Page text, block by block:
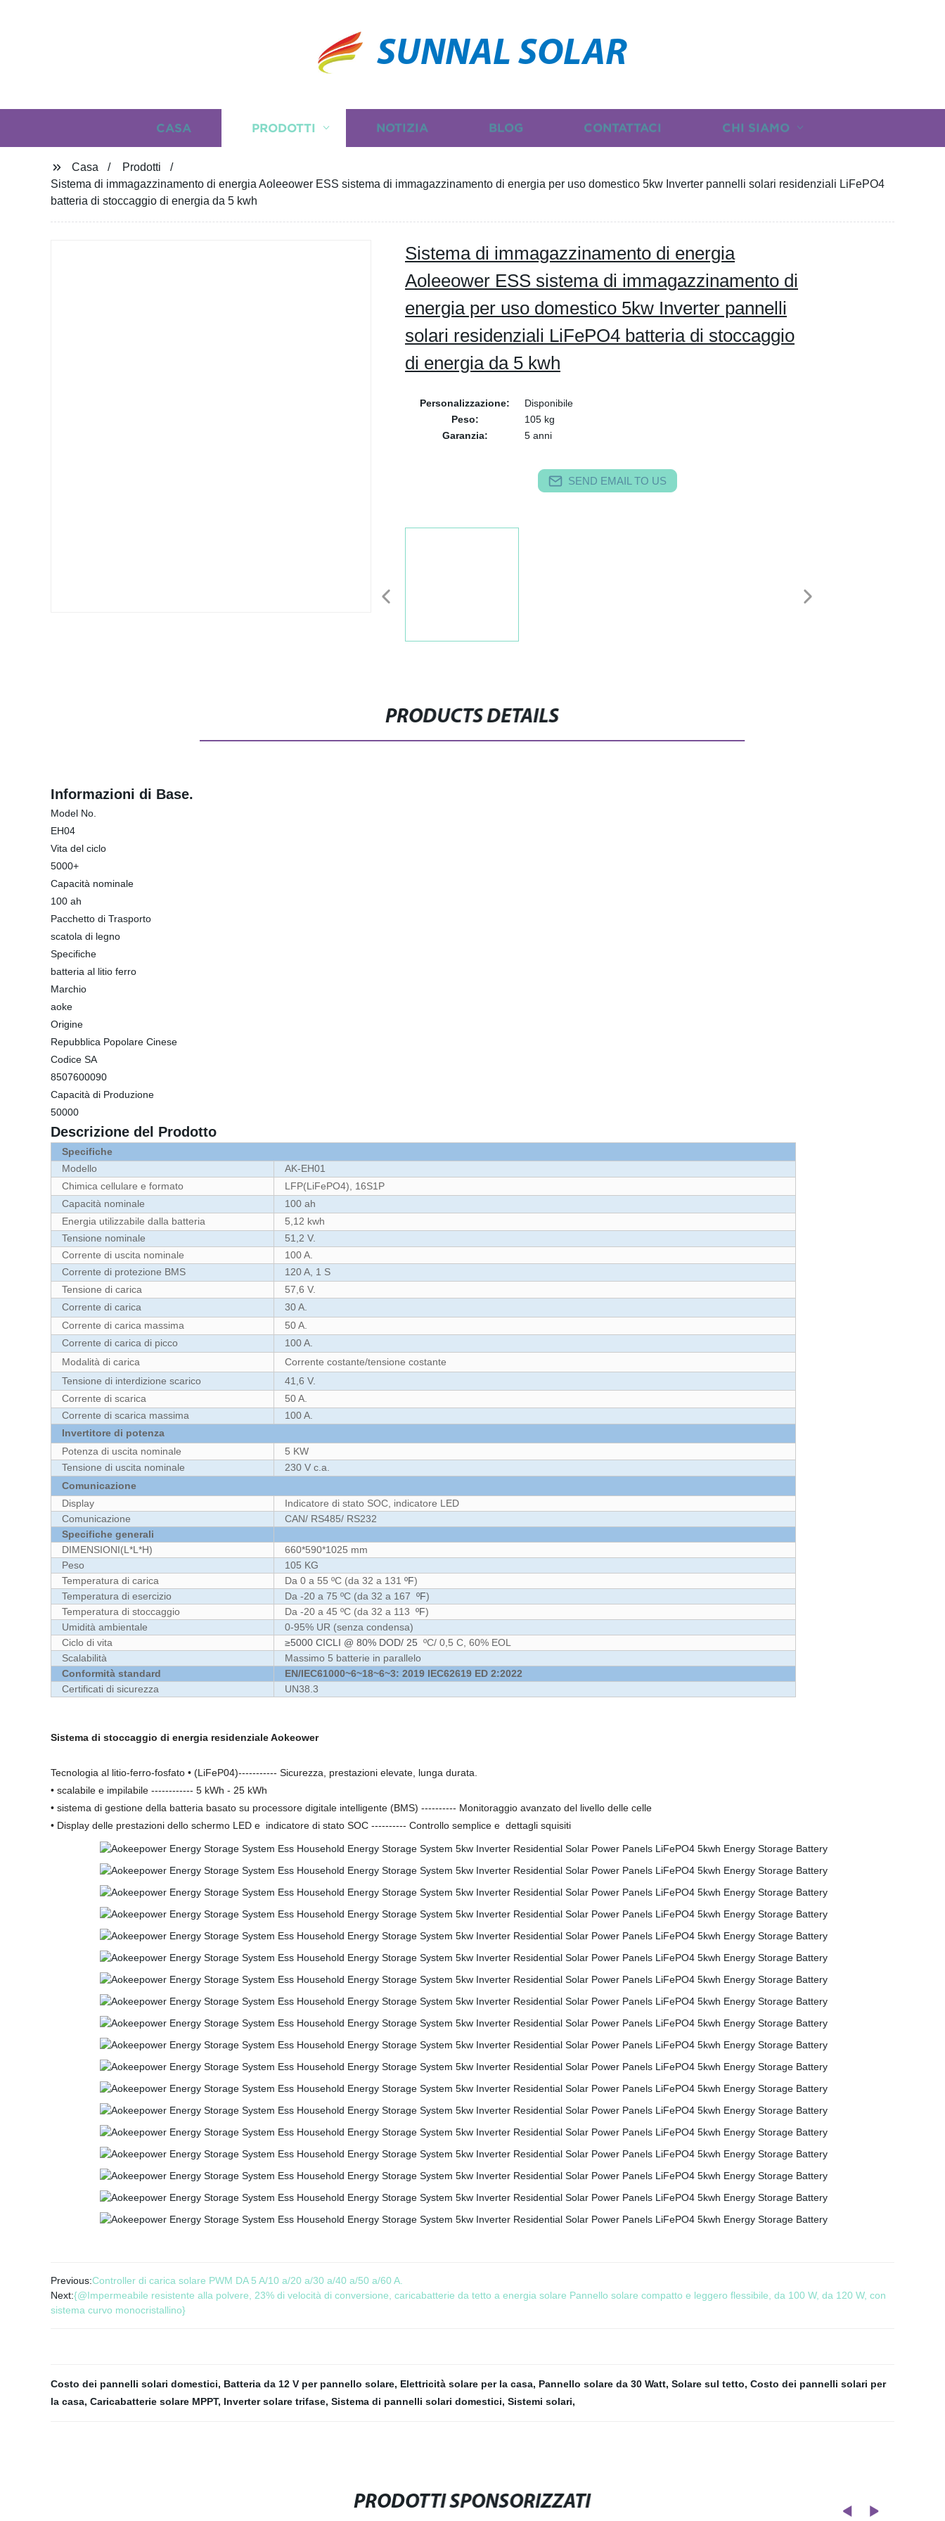
SUNNAL SOLAR
CASA PRODOTTI NOTIZIA BLOG CONTATTACI CHI SIAMO
Casa
Prodotti
Sistema di immagazzinamento di energia Aoleeower ESS sistema di immagazzinamento di energia per uso domestico 5kw Inverter pannelli solari residenziali LiFePO4
batteria di stoccaggio di energia da 5 kwh
Sistema di immagazzinamento di energia
Aoleeower ESS sistema di immagazzinamento di
energia per uso domestico 5kw Inverter pannelli
solari residenziali LiFePO4 batteria di stoccaggio
di energia da 5 kwh
Personalizzazione:
Disponibile
Peso:
105 kg
Garanzia:
5 anni
SEND EMAIL TO US
PRODUCTS DETAILS
Informazioni di Base.
Model No.
EH04
Vita del ciclo
5000+
Capacità nominale
100 ah
Pacchetto di Trasporto
scatola di legno
Specifiche
batteria al litio ferro
Marchio
aoke
Origine
Repubblica Popolare Cinese
Codice SA
8507600090
Capacità di Produzione
50000
Descrizione del Prodotto
Specifiche
Modello
AK-EH01
Chimica cellulare e formato
LFP(LiFePO4), 16S1P
Capacità nominale
100 ah
Energia utilizzabile dalla batteria
5,12 kwh
Tensione nominale
51,2 V.
Corrente di uscita nominale
100 A.
Corrente di protezione BMS
120 A, 1 S
Tensione di carica
57,6 V.
Corrente di carica
30 A.
Corrente di carica massima
50 A.
Corrente di carica di picco
100 A.
Modalità di carica
Corrente costante/tensione costante
Tensione di interdizione scarico
41,6 V.
Corrente di scarica
50 A.
Corrente di scarica massima
100 A.
Invertitore di potenza
Potenza di uscita nominale
5 KW
Tensione di uscita nominale
230 V c.a.
Comunicazione
Display
Indicatore di stato SOC, indicatore LED
Comunicazione
CAN/ RS485/ RS232
Specifiche generali
DIMENSIONI(L*L*H)
660*590*1025 mm
Peso
105 KG
Temperatura di carica
Da 0 a 55 ºC (da 32 a 131 ºF)
Temperatura di esercizio
Da -20 a 75 ºC (da 32 a 167 ºF)
Temperatura di stoccaggio
Da -20 a 45 ºC (da 32 a 113 ºF)
Umidità ambientale
0-95% UR (senza condensa)
Ciclo di vita
≥5000 CICLI @ 80% DOD/ 25 ºC/ 0,5 C, 60% EOL
Scalabilità
Massimo 5 batterie in parallelo
Conformità standard
EN/IEC61000~6~18~6~3: 2019 IEC62619 ED 2:2022
Certificati di sicurezza
UN38.3
Sistema di stoccaggio di energia residenziale Aokeower
Tecnologia al litio-ferro-fosfato • (LiFeP04)----------- Sicurezza, prestazioni elevate, lunga durata.
• scalabile e impilabile ------------ 5 kWh - 25 kWh
• sistema di gestione della batteria basato su processore digitale intelligente (BMS) ---------- Monitoraggio avanzato del livello delle celle
• Display delle prestazioni dello schermo LED e indicatore di stato SOC ---------- Controllo semplice e dettagli squisiti
Previous:Controller di carica solare PWM DA 5 A/10 a/20 a/30 a/40 a/50 a/60 A.
Next:{@Impermeabile resistente alla polvere, 23% di velocità di conversione, caricabatterie da tetto a energia solare Pannello solare compatto e leggero flessibile, da 100 W, da 120 W, con
sistema curvo monocristallino}
Costo dei pannelli solari domestici, Batteria da 12 V per pannello solare, Elettricità solare per la casa, Pannello solare da 30 Watt, Solare sul tetto, Costo dei pannelli solari per
la casa, Caricabatterie solare MPPT, Inverter solare trifase, Sistema di pannelli solari domestici, Sistemi solari,
PRODOTTI SPONSORIZZATI